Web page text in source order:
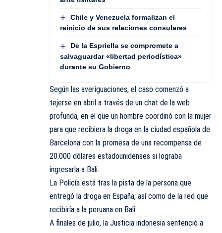
Chile y Venezuela formalizan el
reinicio de sus relaciones consulares
De la Espriella se compromete a
salvaguardar «libertad periodística»
durante su Gobierno
Según las averiguaciones, el caso comenzó a
tejerse en abril a través de un chat de la web
profunda, en el que un hombre coordinó con la mujer
para que recibiera la droga en la ciudad española de
Barcelona con la promesa de una recompensa de
20.000 dólares estadounidenses si lograba
ingresarla a Bali.
La Policía está tras la pista de la persona que
entregó la droga en España, así como de la red que
recibiría a la peruana en Bali.
A finales de julio, la Justicia indonesia sentenció a